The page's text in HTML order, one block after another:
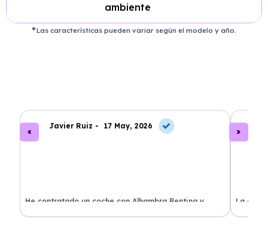
ambiente
Las características pueden variar según el modelo y año.
Javier Ruiz - 17 May, 2026
He contratado un coche con Alhambra Renting y
estoy impresionado. Todo ha sido transparente y sin
La